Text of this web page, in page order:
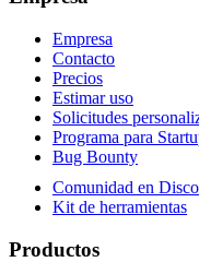
Empresa
Contacto
Precios
Estimar uso
Solicitudes
Programa para
Bug Bounty
Comunidad en
Kit de herramientas
Productos